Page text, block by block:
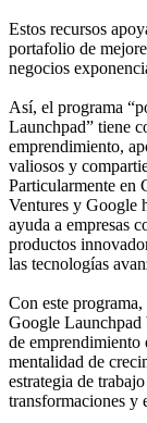
Estos recursos
portafolio de
negocios
Así, el programa
Launchpad” tiene
emprendimiento,
valiosos y
Particularmente en
Ventures y Google
ayuda a empresas
productos
las tecnologías
Con este
Google Launchpad
de emprendimiento
mentalidad de
estrategia de
transformaciones y